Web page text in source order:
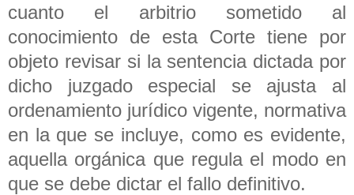
cuanto el arbitrio sometido al
conocimiento de esta Corte tiene por
objeto revisar si la sentencia dictada por
dicho juzgado especial se ajusta al
ordenamiento jurídico vigente, normativa
en la que se incluye, como es evidente,
aquella orgánica que regula el modo en
que se debe dictar el fallo definitivo.